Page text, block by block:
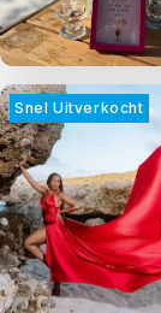
Snel Uitverkocht